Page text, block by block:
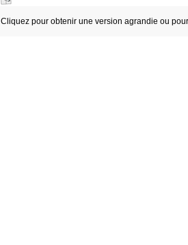
Cliquez pour obtenir une version agrandie ou